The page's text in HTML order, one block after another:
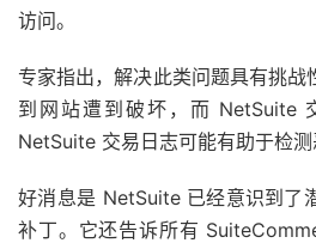
访问。
专家指出，解决此类问题具有挑战
到网站遭到破坏，而 NetSuite
NetSuite 交易日志可能有助于检测
好消息是 NetSuite 已经意识到了
补丁。它还告诉所有